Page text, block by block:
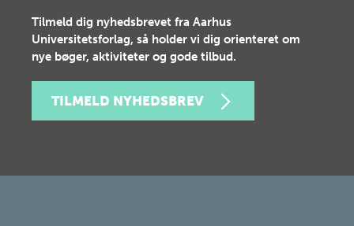
Tilmeld dig nyhedsbrevet fra Aarhus
Universitetsforlag, så holder vi dig orienteret om
nye bøger, aktiviteter og gode tilbud.
TILMELD NYHEDSBREV